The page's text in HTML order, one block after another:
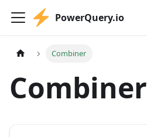
PowerQuery.io
Combiner
Combiner